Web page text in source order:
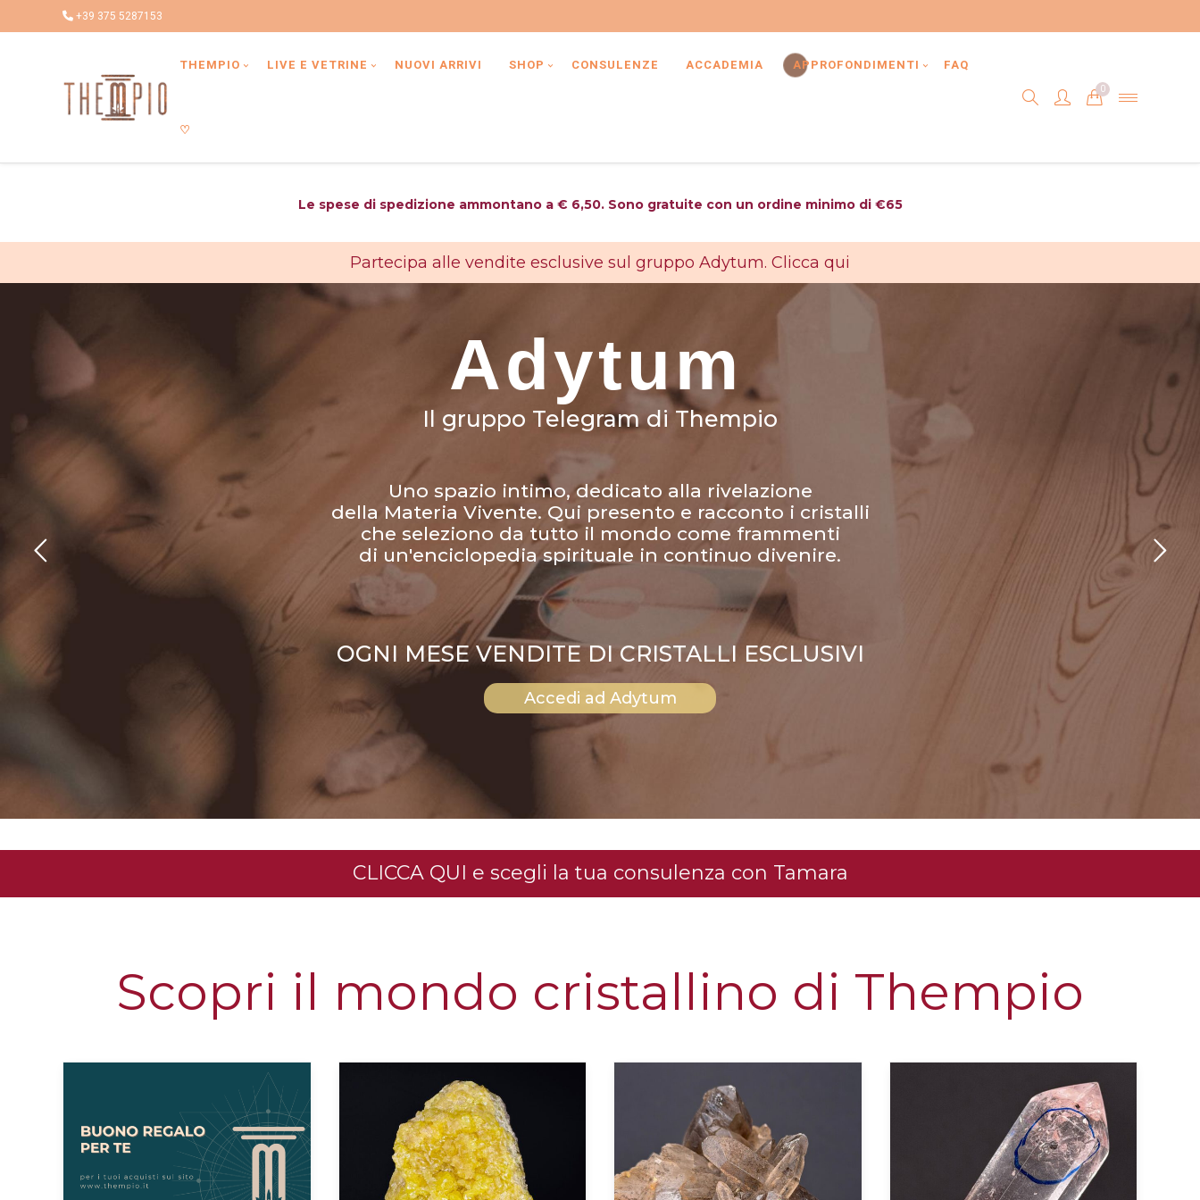
Type anything to search, then press enter or Search Button
+39 375 5287153
THEMPIO LIVE E VETRINE NUOVI ARRIVI SHOP CONSULENZE ACCADEMIA APPROFONDIMENTI FAQ
♡
0
Le spese di spedizione ammontano a € 6,50. Sono gratuite con un ordine minimo di €65
Partecipa alle vendite esclusive sul gruppo Adytum. Clicca qui
Accedi ad Adytum
Uno spazio intimo, dedicato alla rivelazione
della Materia Vivente. Qui presento e racconto i cristalli
che seleziono da tutto il mondo come frammenti
di un'enciclopedia spirituale in continuo divenire.
Adytum
Il gruppo Telegram di Thempio
OGNI MESE VENDITE DI CRISTALLI ESCLUSIVI
CLICCA QUI e scegli la tua consulenza con Tamara
Scopri il mondo cristallino di Thempio